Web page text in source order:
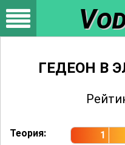
ГЕДЕОН В
Теория:
1